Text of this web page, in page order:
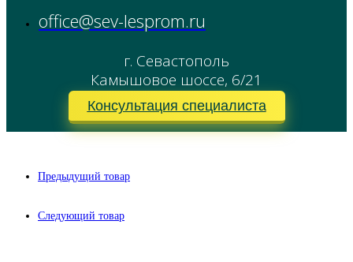
office@sev-lesprom.ru
г. Севастополь
Камышовое шоссе, 6/21
Консультация специалиста
Предыдущий товар
Следующий товар